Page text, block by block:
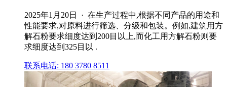
2025年1月20日 · 在生产过程中,根据不同产品的用途和
性能要求,对原料进行筛选、分级和包装。例如,建筑用方
解石粉要求细度达到200目以上,而化工用方解石粉则要
求细度达到325目以 .
联系电话: 180 3780 8511